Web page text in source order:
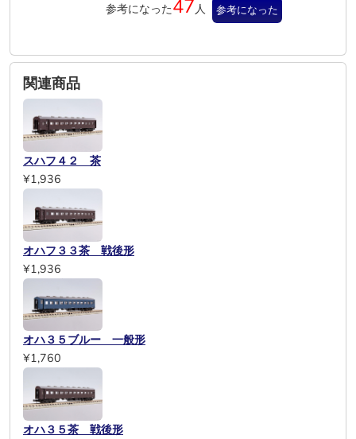
参考になった47人 参考になった
関連商品
スハフ４２ 茶
¥1,936
オハフ３３茶 戦後形
¥1,936
オハ３５ブルー 一般形
¥1,760
オハ３５茶 戦後形